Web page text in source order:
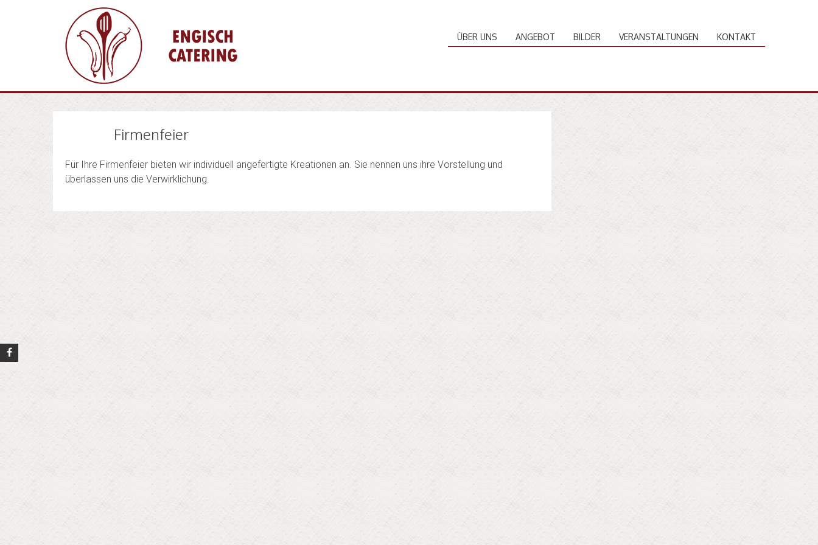
ÜBER UNS ANGEBOT BILDER VERANSTALTUNGEN KONTAKT
Firmenfeier
Für Ihre Firmenfeier bieten wir individuell angefertigte Kreationen an. Sie nennen uns ihre Vorstellung und
überlassen uns die Verwirklichung.